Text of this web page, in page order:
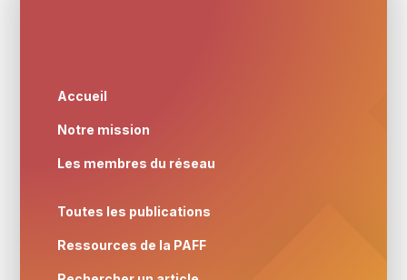
Accueil
Notre mission
Les membres du réseau
Toutes les publications
Ressources de la PAFF